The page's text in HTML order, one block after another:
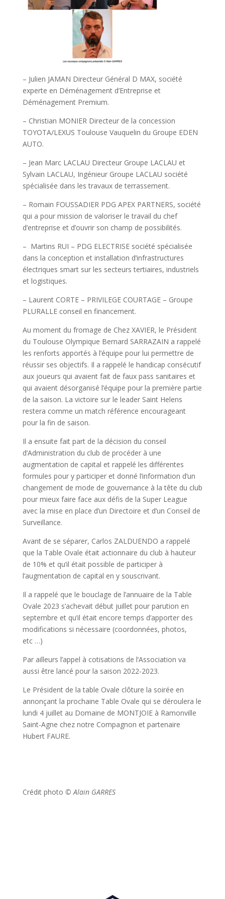
– Julien JAMAN Directeur Général D MAX, société
experte en Déménagement d’Entreprise et
Déménagement Premium.
– Christian MONIER Directeur de la concession
TOYOTA/LEXUS Toulouse Vauquelin du Groupe EDEN
AUTO.
– Jean Marc LACLAU Directeur Groupe LACLAU et
Sylvain LACLAU, Ingénieur Groupe LACLAU société
spécialisée dans les travaux de terrassement.
– Romain FOUSSADIER PDG APEX PARTNERS, société
qui a pour mission de valoriser le travail du chef
d’entreprise et d’ouvrir son champ de possibilités.
– Martins RUI – PDG ELECTRISE société spécialisée
dans la conception et installation d’infrastructures
électriques smart sur les secteurs tertiaires, industriels
et logistiques.
– Laurent CORTE – PRIVILEGE COURTAGE – Groupe
PLURALLE conseil en financement.
Au moment du fromage de Chez XAVIER, le Président
du Toulouse Olympique Bernard SARRAZAIN a rappelé
les renforts apportés à l’équipe pour lui permettre de
réussir ses objectifs. Il a rappelé le handicap consécutif
aux joueurs qui avaient fait de faux pass sanitaires et
qui avaient désorganisé l’équipe pour la première partie
de la saison. La victoire sur le leader Saint Helens
restera comme un match référence encourageant
pour la fin de saison.
Il a ensuite fait part de la décision du conseil
d’Administration du club de procéder à une
augmentation de capital et rappelé les différentes
formules pour y participer et donné l’information d’un
changement de mode de gouvernance à la tête du club
pour mieux faire face aux défis de la Super League
avec la mise en place d’un Directoire et d’un Conseil de
Surveillance.
Avant de se séparer, Carlos ZALDUENDO a rappelé
que la Table Ovale était actionnaire du club à hauteur
de 10% et qu’il était possible de participer à
l’augmentation de capital en y souscrivant.
Il a rappelé que le bouclage de l’annuaire de la Table
Ovale 2023 s’achevait début juillet pour parution en
septembre et qu’il était encore temps d’apporter des
modifications si nécessaire (coordonnées, photos,
etc …)
Par ailleurs l’appel à cotisations de l’Association va
aussi être lancé pour la saison 2022-2023.
Le Président de la table Ovale clôture la soirée en
annonçant la prochaine Table Ovale qui se déroulera le
lundi 4 juillet au Domaine de MONTJOIE à Ramonville
Saint-Agne chez notre Compagnon et partenaire
Hubert FAURE.
Crédit photo © Alain GARRES